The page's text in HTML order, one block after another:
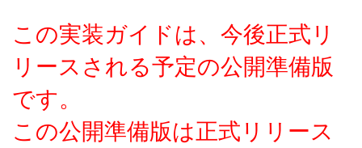
この実装ガイドは、今後正式リ
リースされる予定の公開準備版
です。
この公開準備版は正式リリース